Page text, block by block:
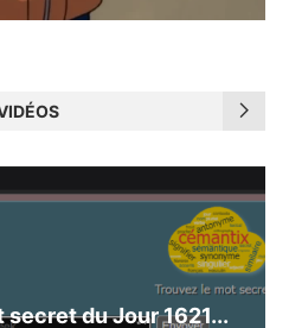
secret du Jour 1621...